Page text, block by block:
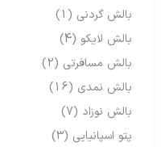
بالش گردنی (1)
بالش لایکو (4)
بالش مسافرتی (2)
بالش نمدی (16)
بالش نوزاد (7)
پتو اسپانیایی (3)